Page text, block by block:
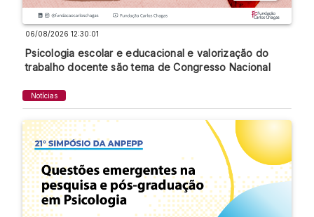
06/08/2026 12:30:01
Psicologia escolar e educacional e valorização do
trabalho docente são tema de Congresso Nacional
Notícias